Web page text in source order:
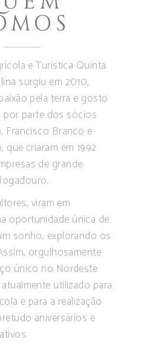
e Turística Quinta
surgiu em 2010,
pela terra e gosto
por parte dos sócios
Francisco Branco e
criaram em 1992
de grande
viram em
oportunidade única de
sonho, explorando os
orgulhosamente
único no Nordeste
utilizado para
e para a realização
aniversários e